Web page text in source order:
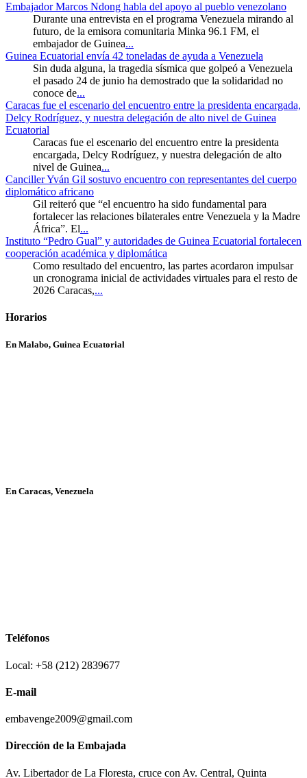
Embajador Marcos Ndong habla del apoyo al pueblo venezolano
Durante una entrevista en el programa Venezuela mirando al
futuro, de la emisora comunitaria Minka 96.1 FM, el
embajador de Guinea...
Guinea Ecuatorial envía 42 toneladas de ayuda a Venezuela
Sin duda alguna, la tragedia sísmica que golpeó a Venezuela
el pasado 24 de junio ha demostrado que la solidaridad no
conoce de...
Caracas fue el escenario del encuentro entre la presidenta encargada,
Delcy Rodríguez, y nuestra delegación de alto nivel de Guinea
Ecuatorial
Caracas fue el escenario del encuentro entre la presidenta
encargada, Delcy Rodríguez, y nuestra delegación de alto
nivel de Guinea...
Canciller Yván Gil sostuvo encuentro con representantes del cuerpo
diplomático africano
Gil reiteró que “el encuentro ha sido fundamental para
fortalecer las relaciones bilaterales entre Venezuela y la Madre
África”. El...
Instituto “Pedro Gual” y autoridades de Guinea Ecuatorial fortalecen
cooperación académica y diplomática
Como resultado del encuentro, las partes acordaron impulsar
un cronograma inicial de actividades virtuales para el resto de
2026 Caracas,...
Horarios
En Malabo, Guinea Ecuatorial
En Caracas, Venezuela
Teléfonos
Local: +58 (212) 2839677
E-mail
embavenge2009@gmail.com
Dirección de la Embajada
Av. Libertador de La Floresta, cruce con Av. Central, Quinta